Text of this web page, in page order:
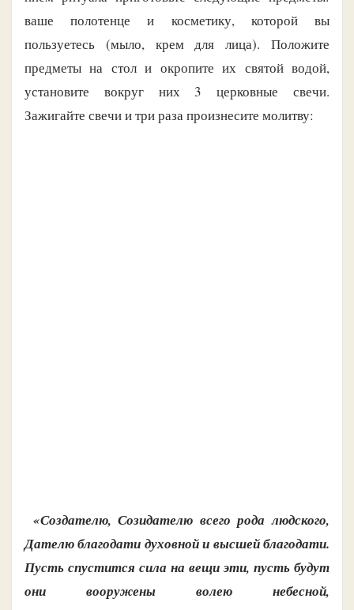
ваше полотенце и косметику, которой вы
пользуетесь (мыло, крем для лица). Положите
предметы на стол и окропите их святой водой,
установите вокруг них 3 церковные свечи.
Зажигайте свечи и три раза произнесите молитву:
«Создателю, Созидателю всего рода людского,
Дателю благодати духовной и высшей благодати.
Пусть спустится сила на вещи эти, пусть будут
они вооружены волею небесной,